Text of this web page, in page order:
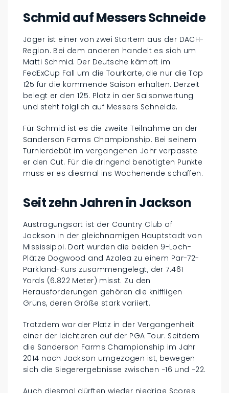
Schmid auf Messers Schneide
Jäger ist einer von zwei Startern aus der DACH-
Region. Bei dem anderen handelt es sich um
Matti Schmid. Der Deutsche kämpft im
FedExCup Fall um die Tourkarte, die nur die Top
125 für die kommende Saison erhalten. Derzeit
belegt er den 125. Platz in der Saisonwertung
und steht folglich auf Messers Schneide.
Für Schmid ist es die zweite Teilnahme an der
Sanderson Farms Championship. Bei seinem
Turnierdebüt im vergangenen Jahr verpasste
er den Cut. Für die dringend benötigten Punkte
muss er es diesmal ins Wochenende schaffen.
Seit zehn Jahren in Jackson
Austragungsort ist der Country Club of
Jackson in der gleichnamigen Hauptstadt von
Mississippi. Dort wurden die beiden 9-Loch-
Plätze Dogwood and Azalea zu einem Par-72-
Parkland-Kurs zusammengelegt, der 7.461
Yards (6.822 Meter) misst. Zu den
Herausforderungen gehören die kniffligen
Grüns, deren Größe stark variiert.
Trotzdem war der Platz in der Vergangenheit
einer der leichteren auf der PGA Tour. Seitdem
die Sanderson Farms Championship im Jahr
2014 nach Jackson umgezogen ist, bewegen
sich die Siegerergebnisse zwischen −16 und −22.
Auch diesmal dürften wieder niedrige Scores